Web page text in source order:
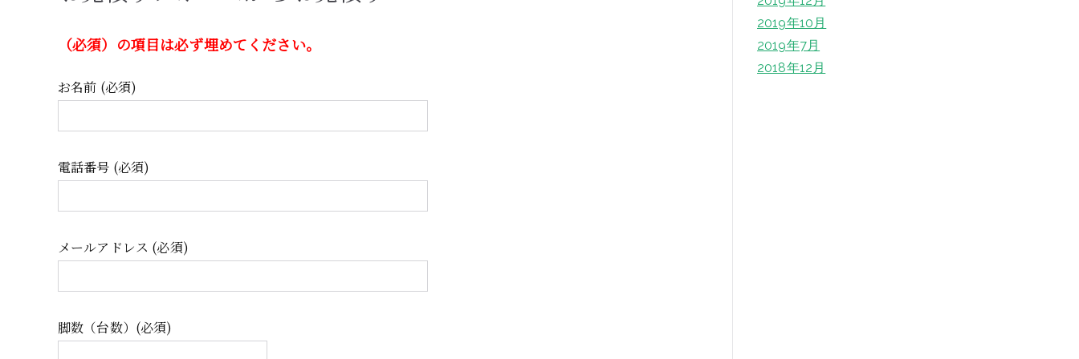
（必須）の項目は必ず埋めてください。
お名前 (必須)
電話番号 (必須)
メールアドレス (必須)
脚数（台数）(必須)
2019年10月
2019年7月
2018年12月